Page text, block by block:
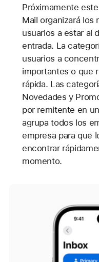
Próximamente
Mail organizará los
usuarios a estar al
entrada. La
usuarios a
importantes o que
rápida. Las
Novedades y
por remitente en
agrupa todos los
empresa para que
encontrar
momento.